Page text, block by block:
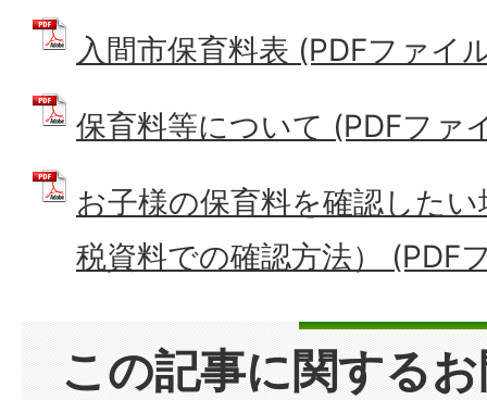
入間市保育料表 (PDFファイ
保育料等について (PDFファ
お子様の保育料を確認した
税資料での確認方法） (PDF
この記事に関する